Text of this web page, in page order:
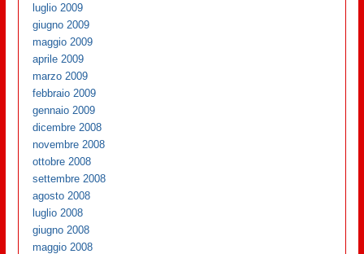
luglio 2009
giugno 2009
maggio 2009
aprile 2009
marzo 2009
febbraio 2009
gennaio 2009
dicembre 2008
novembre 2008
ottobre 2008
settembre 2008
agosto 2008
luglio 2008
giugno 2008
maggio 2008